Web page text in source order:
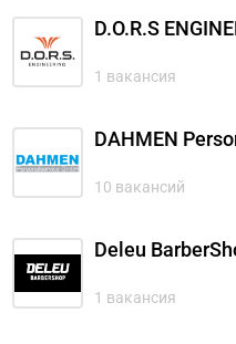
D.O.R.S
1 вакансия
DAHMEN
10 вакансий
Deleu
1 вакансия